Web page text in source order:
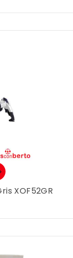
XOF52GR